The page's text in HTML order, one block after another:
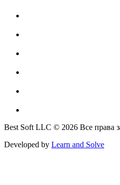
Best Soft LLC © 2026 Все права
Developed by Learn and Solve